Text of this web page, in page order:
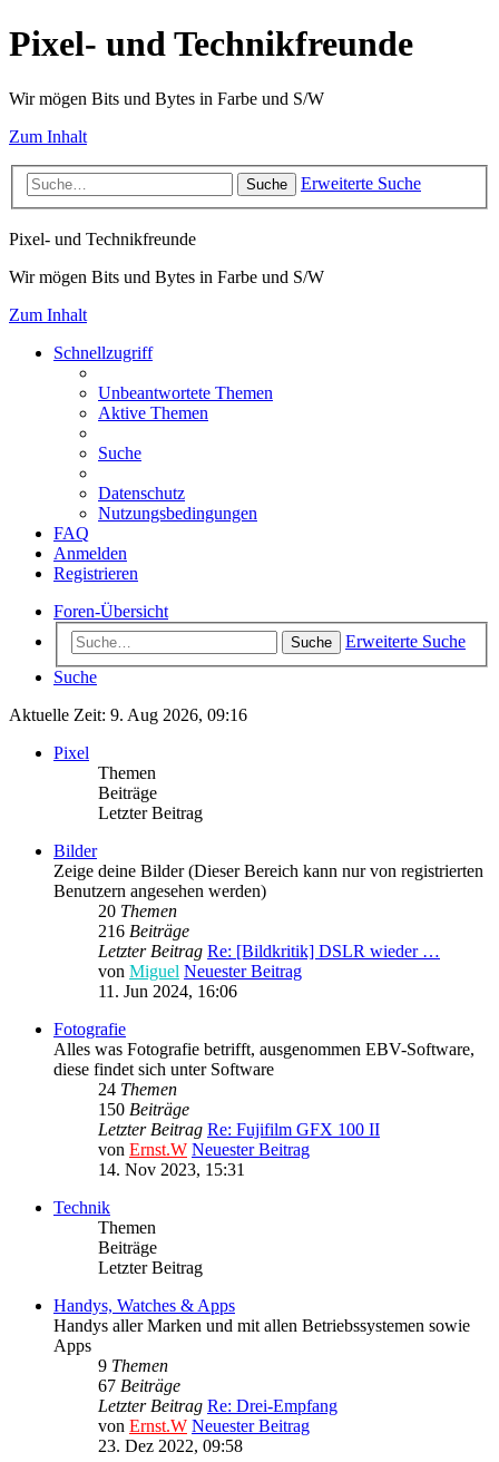
Pixel- und Technikfreunde
Wir mögen Bits und Bytes in Farbe und S/W
Zum Inhalt
Suche Erweiterte Suche
Pixel- und Technikfreunde
Wir mögen Bits und Bytes in Farbe und S/W
Zum Inhalt
Schnellzugriff
Unbeantwortete Themen
Aktive Themen
Suche
Datenschutz
Nutzungsbedingungen
FAQ
Anmelden
Registrieren
Foren-Übersicht
Suche
Erweiterte Suche
Suche
Aktuelle Zeit: 9. Aug 2026, 09:16
Pixel
Themen
Beiträge
Letzter Beitrag
Bilder
Zeige deine Bilder (Dieser Bereich kann nur von registrierten
Benutzern angesehen werden)
20 Themen
216 Beiträge
Letzter Beitrag Re: [Bildkritik] DSLR wieder …
von Miguel Neuester Beitrag
11. Jun 2024, 16:06
Fotografie
Alles was Fotografie betrifft, ausgenommen EBV-Software,
diese findet sich unter Software
24 Themen
150 Beiträge
Letzter Beitrag Re: Fujifilm GFX 100 II
von Ernst.W Neuester Beitrag
14. Nov 2023, 15:31
Technik
Themen
Beiträge
Letzter Beitrag
Handys, Watches & Apps
Handys aller Marken und mit allen Betriebssystemen sowie
Apps
9 Themen
67 Beiträge
Letzter Beitrag Re: Drei-Empfang
von Ernst.W Neuester Beitrag
23. Dez 2022, 09:58